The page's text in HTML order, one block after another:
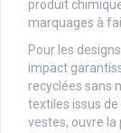
produit
marquages à
Pour les
impact
recyclées sans
textiles issus
vestes, ouvre la